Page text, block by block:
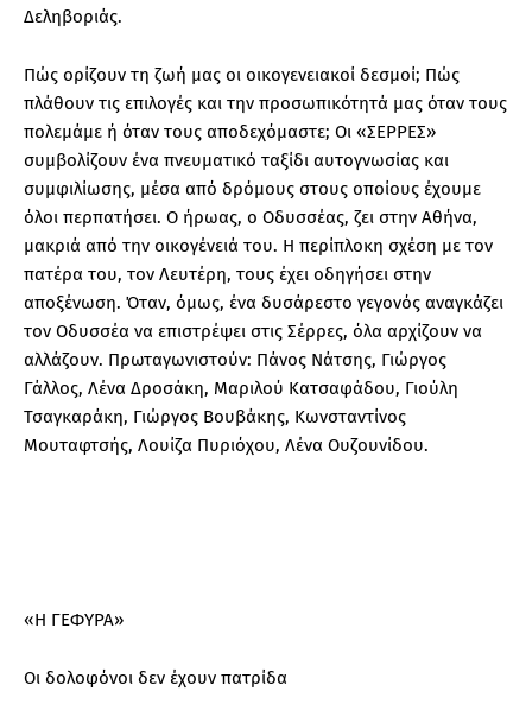
Δεληβοριάς.
Πώς ορίζουν τη ζωή μας οι οικογενειακοί δεσμοί; Πώς
πλάθουν τις επιλογές και την προσωπικότητά μας όταν τους
πολεμάμε ή όταν τους αποδεχόμαστε; Οι «ΣΕΡΡΕΣ»
συμβολίζουν ένα πνευματικό ταξίδι αυτογνωσίας και
συμφιλίωσης, μέσα από δρόμους στους οποίους έχουμε
όλοι περπατήσει. Ο ήρωας, ο Οδυσσέας, ζει στην Αθήνα,
μακριά από την οικογένειά του. Η περίπλοκη σχέση με τον
πατέρα του, τον Λευτέρη, τους έχει οδηγήσει στην
αποξένωση. Όταν, όμως, ένα δυσάρεστο γεγονός αναγκάζει
τον Οδυσσέα να επιστρέψει στις Σέρρες, όλα αρχίζουν να
αλλάζουν. Πρωταγωνιστούν: Πάνος Νάτσης, Γιώργος
Γάλλος, Λένα Δροσάκη, Μαριλού Κατσαφάδου, Γιούλη
Τσαγκαράκη, Γιώργος Βουβάκης, Κωνσταντίνος
Μουταφτσής, Λουίζα Πυριόχου, Λένα Ουζουνίδου.
«Η ΓΕΦΥΡΑ»
Οι δολοφόνοι δεν έχουν πατρίδα